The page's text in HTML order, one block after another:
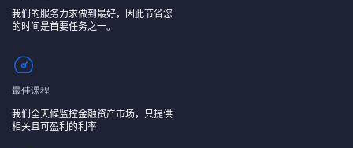
我们的服务力求做到最好，因此节省您
的时间是首要任务之一。
最佳课程
我们全天候监控金融资产市场，只提供
相关且可盈利的利率